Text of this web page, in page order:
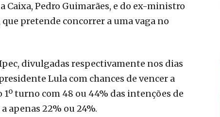
Caixa, Pedro Guimarães, e do ex-ministro
pretende concorrer a uma vaga no
divulgadas respectivamente nos dias
Lula com chances de vencer a
turno com 48 ou 44% das intenções de
apenas 22% ou 24%.